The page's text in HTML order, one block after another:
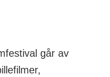
går av